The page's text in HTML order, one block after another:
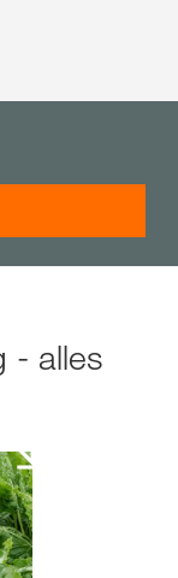
- alles